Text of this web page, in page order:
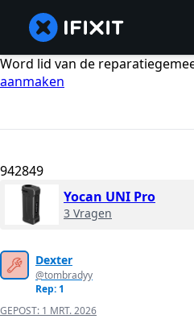
Word lid van de
aanmaken
942849
Yocan UNI Pro
3 Vragen
Dexter
@tombradyy
Rep: 1
GEPOST: 1 MRT. 2026